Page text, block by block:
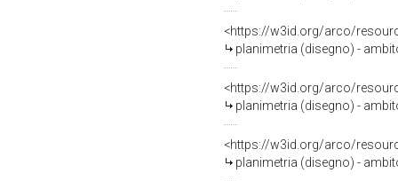
<https://w3id.org/arco/
planimetria (disegno) -
<https://w3id.org/arco/
planimetria (disegno) -
<https://w3id.org/arco/
planimetria (disegno) -